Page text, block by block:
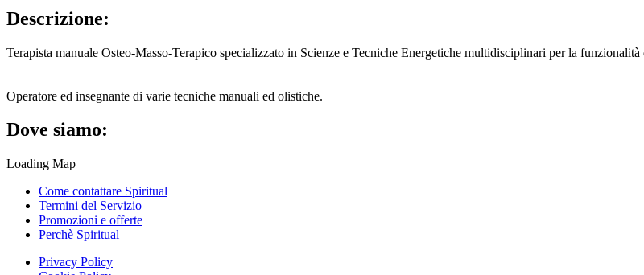
Descrizione:
Terapista manuale Osteo-Masso-Terapico specializzato in Scienze e Tecniche Energetiche multidisciplinari per la
Operatore ed insegnante di varie tecniche manuali ed olistiche.
Dove siamo:
Loading Map
Come contattare Spiritual
Termini del Servizio
Promozioni e offerte
Perchè Spiritual
Privacy Policy